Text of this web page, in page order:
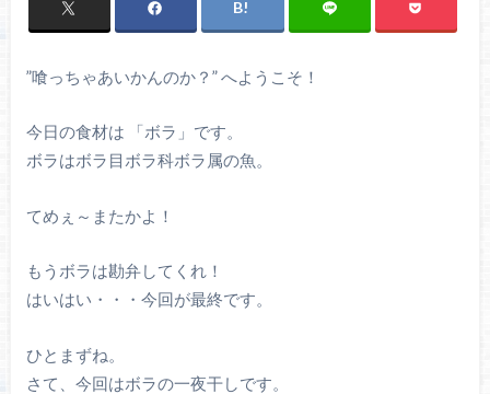
”喰っちゃあいかんのか？” へようこそ！
今日の食材は 「ボラ」です。
ボラはボラ目ボラ科ボラ属の魚。
てめぇ～またかよ！
もうボラは勘弁してくれ！
はいはい・・・今回が最終です。
ひとまずね。
さて、今回はボラの一夜干しです。